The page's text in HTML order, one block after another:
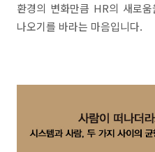
환경의 변화만큼 HR의 새로
나오기를 바라는 마음입니다.